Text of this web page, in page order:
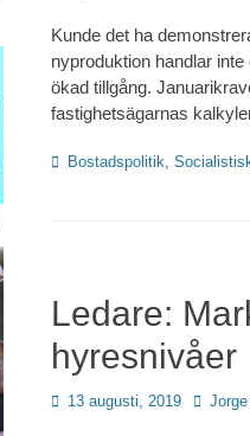
Kunde det ha
nyproduktion handlar
ökad tillgång.
fastighetsägarnas
Kategorier
Bostadspolitik
Ledare:
hyresnivåer
Publicerad
13 augusti, 2019 Jorge